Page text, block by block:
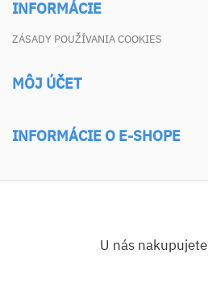
INFORMÁCIE
ZÁSADY POUŽÍVANIA COOKIES
MÔJ ÚČET
INFORMÁCIE O E-SHOPE
U nás nakupujete